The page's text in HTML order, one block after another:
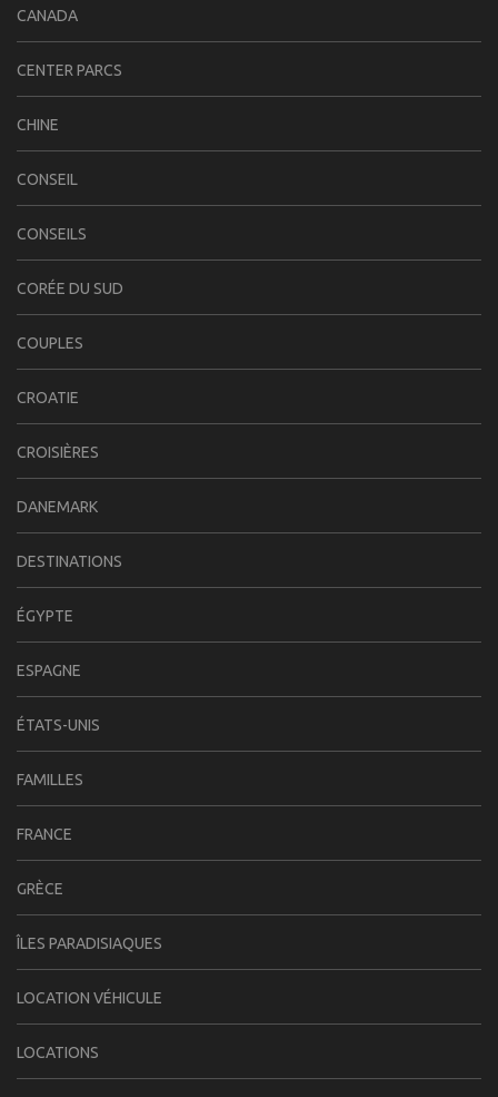
CANADA
CENTER PARCS
CHINE
CONSEIL
CONSEILS
CORÉE DU SUD
COUPLES
CROATIE
CROISIÈRES
DANEMARK
DESTINATIONS
ÉGYPTE
ESPAGNE
ÉTATS-UNIS
FAMILLES
FRANCE
GRÈCE
ÎLES PARADISIAQUES
LOCATION VÉHICULE
LOCATIONS